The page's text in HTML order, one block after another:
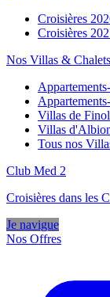
Croisières
Croisières
Nos Villas & Chalets
Villas de
Villas
Tous nos
Club Med 2
Croisières dans les
Je navigue
Nos Offres